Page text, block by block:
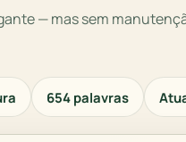
— mas sem
654 palavras